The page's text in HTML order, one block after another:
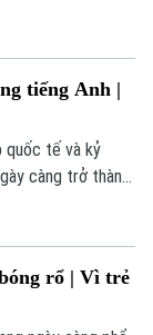
thực tế. Những
lại nhiều chuyển
học tập của
tiếng Anh |
quốc tế và kỷ
càng trở thành
tự nhiên, sinh
rổ | Vì trẻ